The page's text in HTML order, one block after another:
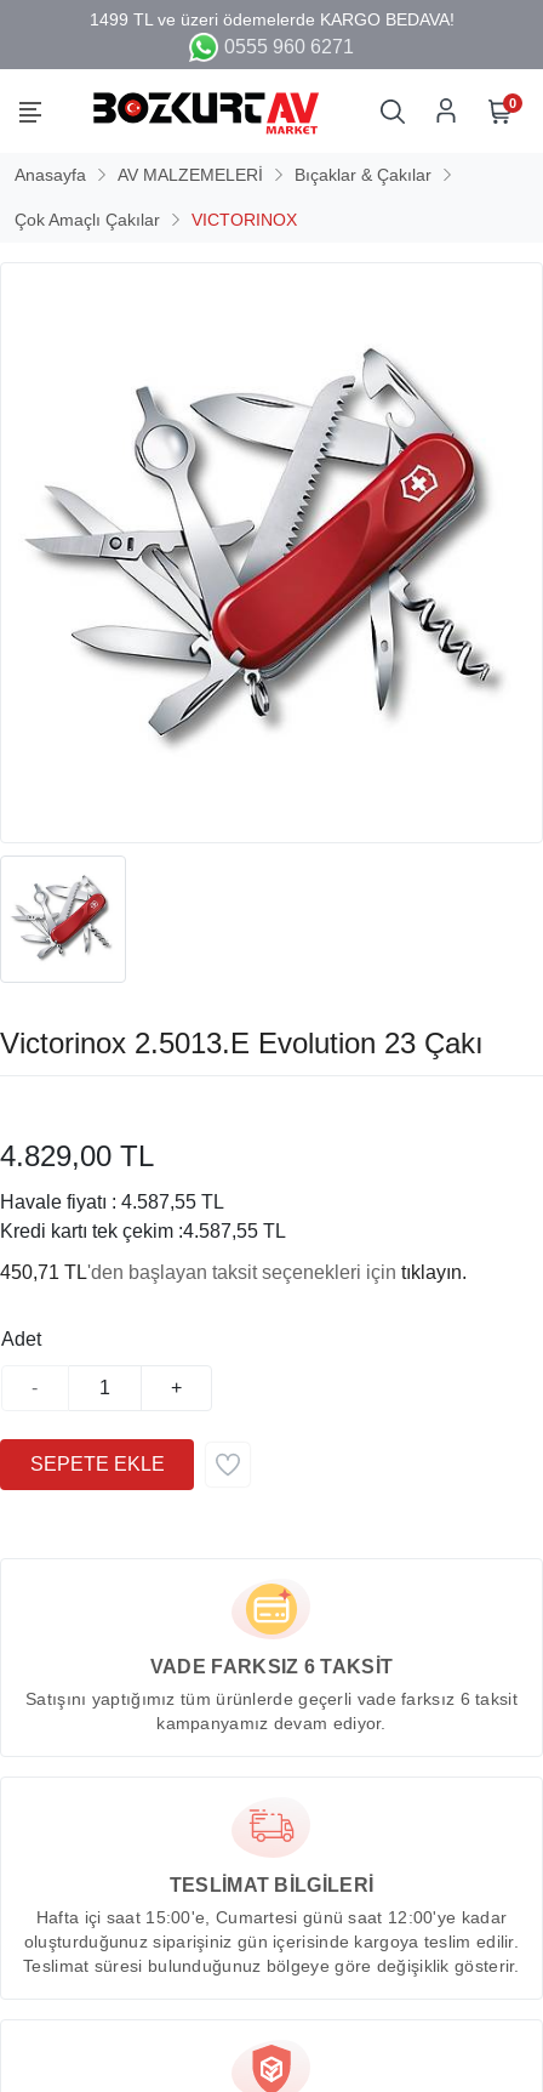
0555 960 6271
0
Anasayfa AV MALZEMELERİ Bıçaklar & Çakılar
Çok Amaçlı Çakılar VICTORINOX
Victorinox 2.5013.E Evolution 23 Çakı
4.829,00 TL
Havale fiyatı : 4.587,55 TL
Kredi kartı tek çekim :4.587,55 TL
450,71 TL'den başlayan taksit seçenekleri için tıklayın.
Adet
- +
VADE FARKSIZ 6 TAKSİT
Satışını yaptığımız tüm ürünlerde geçerli vade farksız 6 taksit
kampanyamız devam ediyor.
TESLİMAT BİLGİLERİ
Hafta içi saat 15:00'e, Cumartesi günü saat 12:00'ye kadar
oluşturduğunuz siparişiniz gün içerisinde kargoya teslim edilir.
Teslimat süresi bulunduğunuz bölgeye göre değişiklik gösterir.